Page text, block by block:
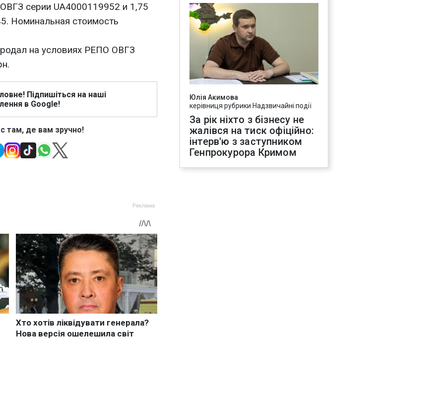
серии UA4000119952 и 1,75
Номинальная стоимость
на условиях РЕПО ОВГЗ
Підпишіться на наші
в Google!
там, де вам зручно!
Юлія Акимова
керівниця рубрики Надзвичайні події
За рік ніхто з бізнесу не
жалівся на тиск офіційно:
інтерв'ю з заступником
Генпрокурора Кримом